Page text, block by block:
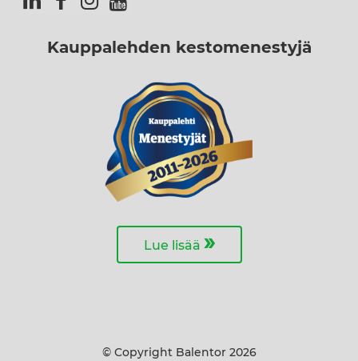
Kauppalehden kestomenestyjä
Lue lisää »
© Copyright Balentor 2026